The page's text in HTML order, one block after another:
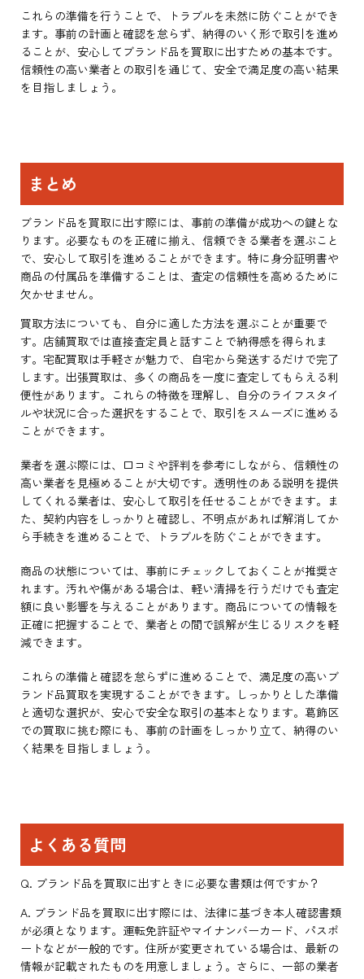
これらの準備を行うことで、トラブルを未然に防ぐことができ
ます。事前の計画と確認を怠らず、納得のいく形で取引を進め
ることが、安心してブランド品を買取に出すための基本です。
信頼性の高い業者との取引を通じて、安全で満足度の高い結果
を目指しましょう。
まとめ
ブランド品を買取に出す際には、事前の準備が成功への鍵とな
ります。必要なものを正確に揃え、信頼できる業者を選ぶこと
で、安心して取引を進めることができます。特に身分証明書や
商品の付属品を準備することは、査定の信頼性を高めるために
欠かせません。
買取方法についても、自分に適した方法を選ぶことが重要で
す。店舗買取では直接査定員と話すことで納得感を得られま
す。宅配買取は手軽さが魅力で、自宅から発送するだけで完了
します。出張買取は、多くの商品を一度に査定してもらえる利
便性があります。これらの特徴を理解し、自分のライフスタイ
ルや状況に合った選択をすることで、取引をスムーズに進める
ことができます。
業者を選ぶ際には、口コミや評判を参考にしながら、信頼性の
高い業者を見極めることが大切です。透明性のある説明を提供
してくれる業者は、安心して取引を任せることができます。ま
た、契約内容をしっかりと確認し、不明点があれば解消してか
ら手続きを進めることで、トラブルを防ぐことができます。
商品の状態については、事前にチェックしておくことが推奨さ
れます。汚れや傷がある場合は、軽い清掃を行うだけでも査定
額に良い影響を与えることがあります。商品についての情報を
正確に把握することで、業者との間で誤解が生じるリスクを軽
減できます。
これらの準備と確認を怠らずに進めることで、満足度の高いブ
ランド品買取を実現することができます。しっかりとした準備
と適切な選択が、安心で安全な取引の基本となります。葛飾区
での買取に挑む際にも、事前の計画をしっかり立て、納得のい
く結果を目指しましょう。
よくある質問
Q. ブランド品を買取に出すときに必要な書類は何ですか？
A. ブランド品を買取に出す際には、法律に基づき本人確認書類
が必須となります。運転免許証やマイナンバーカード、パスポ
ートなどが一般的です。住所が変更されている場合は、最新の
情報が記載されたものを用意しましょう。さらに、一部の業者